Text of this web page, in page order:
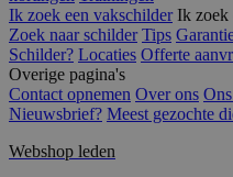
Ik zoek een vakschilder Ik zoek
Zoek naar schilder Tips
Schilder? Locaties Offerte
Overige pagina's
Contact opnemen Over ons
Nieuwsbrief? Meest gezochte
Webshop leden
Strikt noodzakelijke
kernfunctionaliteiten
gebruikersaanmelding
website kan niet goed
strikt noodzakelijke
Naam